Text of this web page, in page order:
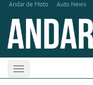
Andar de Moto Auto News
Toggle
navigation